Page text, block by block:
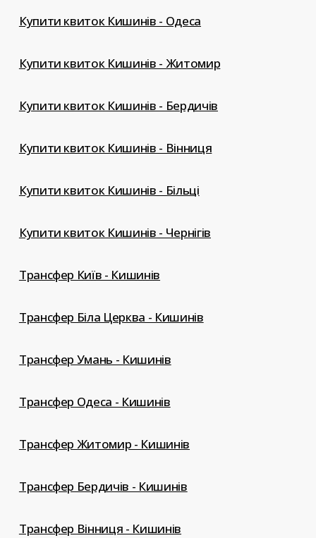
Купити квиток Кишинів - Одеса
Купити квиток Кишинів - Житомир
Купити квиток Кишинів - Бердичів
Купити квиток Кишинів - Вінниця
Купити квиток Кишинів - Більці
Купити квиток Кишинів - Чернігів
Трансфер Київ - Кишинів
Трансфер Біла Церква - Кишинів
Трансфер Умань - Кишинів
Трансфер Одеса - Кишинів
Трансфер Житомир - Кишинів
Трансфер Бердичів - Кишинів
Трансфер Вінниця - Кишинів